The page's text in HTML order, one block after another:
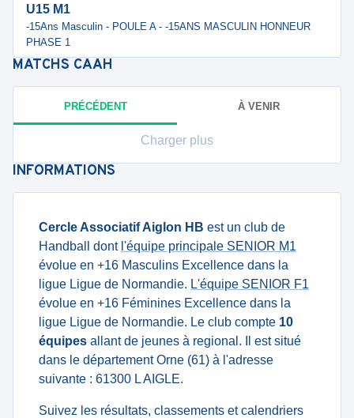
U15 M1
-15Ans Masculin - POULE A - -15ANS MASCULIN HONNEUR
PHASE 1
MATCHS CAAH
PRÉCÉDENT À VENIR
Charger plus
INFORMATIONS
Cercle Associatif Aiglon HB est un club de
Handball dont l'équipe principale SENIOR M1
évolue en +16 Masculins Excellence dans la
ligue Ligue de Normandie. L'équipe SENIOR F1
évolue en +16 Féminines Excellence dans la
ligue Ligue de Normandie. Le club compte 10
équipes allant de jeunes à regional. Il est situé
dans le département Orne (61) à l'adresse
suivante : 61300 L AIGLE.
Suivez les résultats, classements et calendriers